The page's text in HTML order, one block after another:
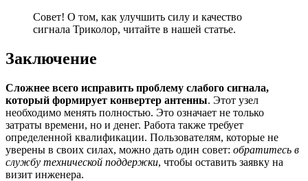
Совет! О том, как улучшить силу и качество
сигнала Триколор, читайте в нашей статье.
Заключение
Сложнее всего исправить проблему слабого сигнала,
который формирует конвертер антенны. Этот узел
необходимо менять полностью. Это означает не только
затраты времени, но и денег. Работа также требует
определенной квалификации. Пользователям, которые не
уверены в своих силах, можно дать один совет: обратитесь в
службу технической поддержки, чтобы оставить заявку на
визит инженера.